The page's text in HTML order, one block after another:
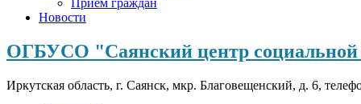
Новости
ОГБУСО "Саянский центр социальной
Иркутская область, г. Саянск, мкр. Благовещенский, д. 6,